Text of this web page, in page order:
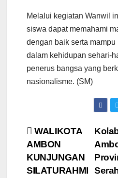
Melalui kegiatan Wanwil
siswa dapat memahami
dengan baik serta
dalam kehidupan sehari-
penerus bangsa yang
nasionalisme. (SM)
Navigasi
pos
WALIKOTA
AMBON
KUNJUNGAN
SILATURAHMI